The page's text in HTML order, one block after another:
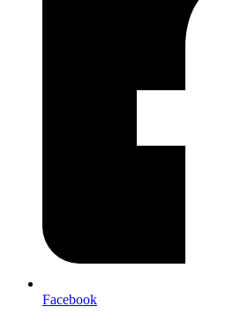
Facebook